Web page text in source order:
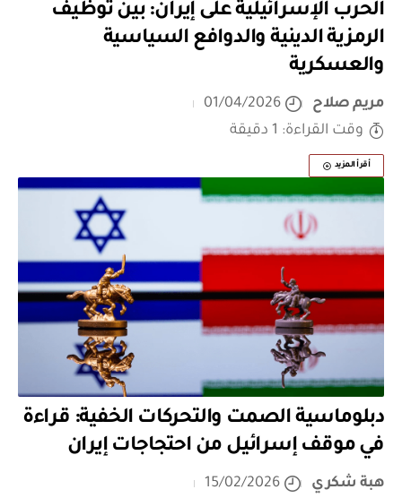
الحرب الإسرائيلية على إيران: بين توظيف
الرمزية الدينية والدوافع السياسية
والعسكرية
مريم صلاح
01/04/2026
وقت القراءة: 1 دقيقة
أقرأ المزيد
دبلوماسية الصمت والتحركات الخفية: قراءة
في موقف إسرائيل من احتجاجات إيران
هبة شكري
15/02/2026